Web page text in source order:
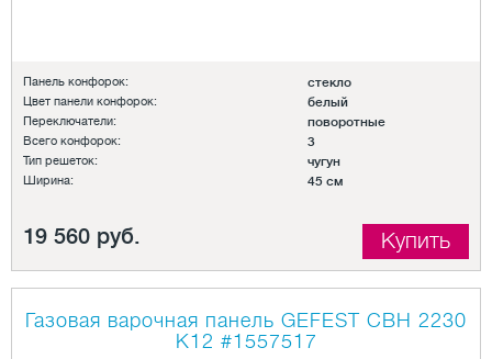
Панель конфорок: стекло
Цвет панели конфорок: белый
Переключатели: поворотные
Всего конфорок: 3
Тип решеток: чугун
Ширина: 45 см
19 560 руб. Купить
Газовая варочная панель GEFEST СВН 2230
К12 #1557517